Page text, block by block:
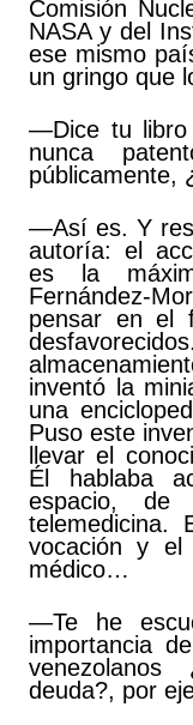
Comisión
NASA y del
ese mismo
un gringo que
—Dice tu libro
nunca
públicamente,
—Así es. Y
autoría: el
es la
Fernández-
pensar en el
inventó la
una
Puso este
llevar el
Él hablaba
espacio,
telemedicina.
vocación y
médico…
—Te he
importancia
deuda?, por